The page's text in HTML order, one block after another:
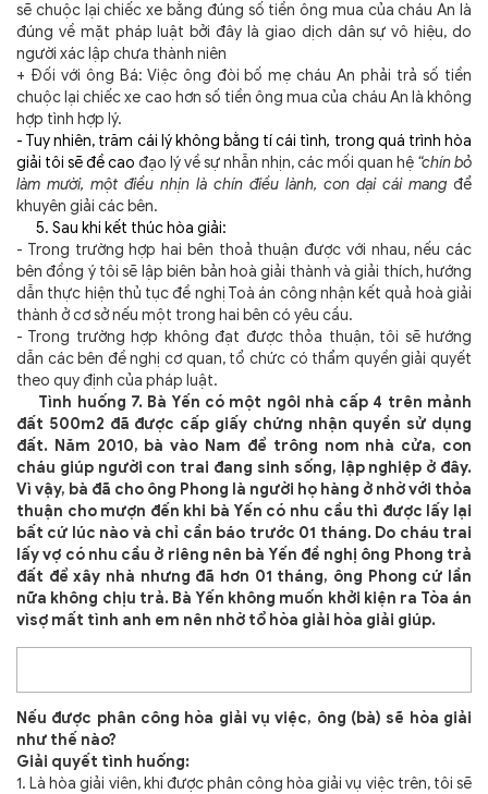
sẽ chuộc lại chiếc xe bằng đúng số tiền ông mua của cháu An là
đúng về mặt pháp luật bởi đây là giao dịch dân sự vô hiệu, do
người xác lập chưa thành niên
+ Đối với ông Bá: Việc ông đòi bố mẹ cháu An phải trả số tiền
chuộc lại chiếc xe cao hơn số tiền ông mua của cháu An là không
hợp tình hợp lý.
- Tuy nhiên, trăm cái lý không bằng tí cái tình, trong quá trình hòa
giải tôi sẽ đề cao đạo lý về sự nhẫn nhịn, các mối quan hệ “chín bỏ
làm mười, một điều nhịn là chín điều lành, con dại cái mang để
khuyên giải các bên.
5. Sau khi kết thúc hòa giải:
- Trong trường hợp hai bên thoả thuận được với nhau, nếu các
bên đồng ý tôi sẽ lập biên bản hoà giải thành và giải thích, hướng
dẫn thực hiện thủ tục đề nghị Toà án công nhận kết quả hoà giải
thành ở cơ sở nếu một trong hai bên có yêu cầu.
- Trong trường hợp không đạt được thỏa thuận, tôi sẽ hướng
dẫn các bên đề nghị cơ quan, tổ chức có thẩm quyền giải quyết
theo quy định của pháp luật.
Tình huống 7. Bà Yến có một ngôi nhà cấp 4 trên mảnh
đất 500m2 đã được cấp giấy chứng nhận quyền sử dụng
đất. Năm 2010, bà vào Nam để trông nom nhà cửa, con
cháu giúp người con trai đang sinh sống, lập nghiệp ở đây.
Vì vậy, bà đã cho ông Phong là người họ hàng ở nhờ với thỏa
thuận cho mượn đến khi bà Yến có nhu cầu thì được lấy lại
bất cứ lúc nào và chỉ cần báo trước 01 tháng. Do cháu trai
lấy vợ có nhu cầu ở riêng nên bà Yến đề nghị ông Phong trả
đất để xây nhà nhưng đã hơn 01 tháng, ông Phong cứ lần
nữa không chịu trả. Bà Yến không muốn khởi kiện ra Tòa án
vìsợ mất tình anh em nên nhờ tổ hòa giải hòa giải giúp.
Nếu được phân công hòa giải vụ việc, ông (bà) sẽ hòa giải
như thế nào?
Giải quyết tình huống:
1. Là hòa giải viên, khi được phân công hòa giải vụ việc trên, tôi sẽ